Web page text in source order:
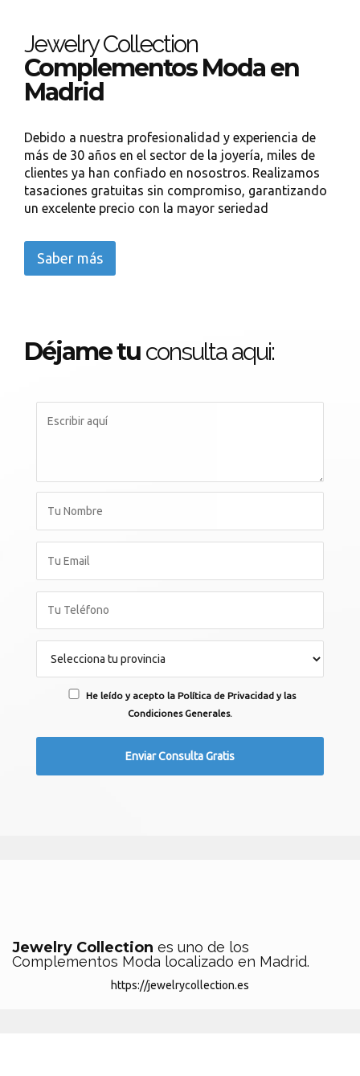
Jewelry Collection
Complementos Moda en
Madrid
Debido a nuestra profesionalidad y experiencia de
más de 30 años en el sector de la joyería, miles de
clientes ya han confiado en nosostros. Realizamos
tasaciones gratuitas sin compromiso, garantizando
un excelente precio con la mayor seriedad
Saber más
Déjame tu consulta aqui:
He leído y acepto la Política de Privacidad y las
Condiciones Generales.
Jewelry Collection es uno de los
Complementos Moda localizado en Madrid.
https://jewelrycollection.es